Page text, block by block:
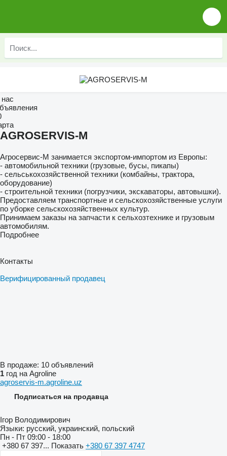
AGROSERVIS-M
Агросервис-М занимается экспортом-импортом из Европы:
- автомобильной техники (грузовые, бусы, пикапы)
- сельськохозяйственной техники (комбайны, трактора,
оборудование)
- строительной техники (погрузчики, экскаваторы, автовышки).
Предоставляем транспортные и сельскохозяйственные услуги
по уборке сельскохозяйственных культур.
Принимаем заказы на запчасти к сельхозтехнике и грузовым
автомобилям.
Подробнее
Контакты
Верифицированный продавец
В продаже: 10 объявлений
1 год на Agroline
agroservis-m.agroline.uz
Подписаться на продавца
Ігор Володимирович
Языки: русский, украинский, польский
Пн - Пт 09:00 - 18:00
+380 67 397... Показать +380 67 397 4747